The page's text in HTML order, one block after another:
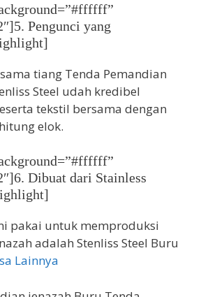
Pengunci yang
tiang Tenda Pemandian
Steel udah kredibel
tekstil bersama dengan
elok.
Dibuat dari Stainless
pakai untuk memproduksi
adalah Stenliss Steel Buru
Lainnya